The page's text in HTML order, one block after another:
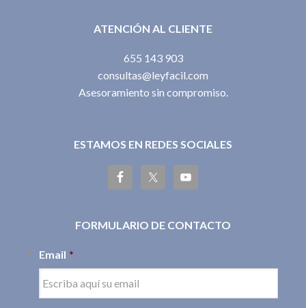
ATENCIÓN AL CLIENTE
655 143 903
consultas@leyfacil.com
Asesoramiento sin compromiso.
ESTAMOS EN REDES SOCIALES
FORMULARIO DE CONTACTO
Email *